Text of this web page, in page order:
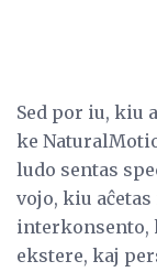
Sed por iu, kiu
ke
ludo sentas
vojo, kiu
interkonsento,
ekstere, kaj